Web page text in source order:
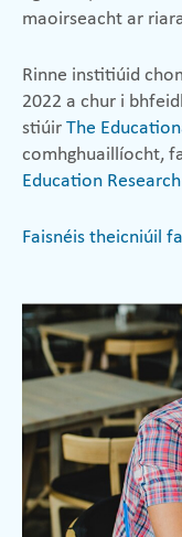
maoirseacht ar
Rinne institiúid
2022 a chur i
stiúir The
comhghuaillíocht,
Education Research
Faisnéis theicniúil